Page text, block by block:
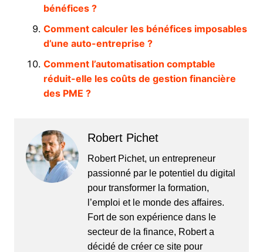
bénéfices ?
Comment calculer les bénéfices imposables
d’une auto-entreprise ?
Comment l’automatisation comptable
réduit-elle les coûts de gestion financière
des PME ?
Robert Pichet
Robert Pichet, un entrepreneur
passionné par le potentiel du digital
pour transformer la formation,
l’emploi et le monde des affaires.
Fort de son expérience dans le
secteur de la finance, Robert a
décidé de créer ce site pour